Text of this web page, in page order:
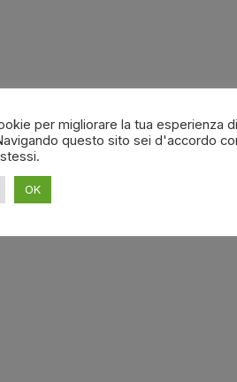
per migliorare la tua esperienza di
questo sito sei d'accordo
OK